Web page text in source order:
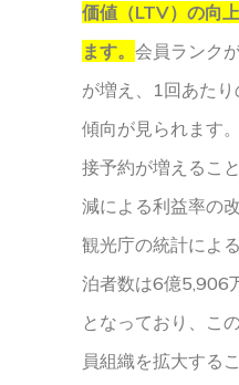
価値（LTV）の向
ます。 会員ランク
が増え、1回あた
傾向が見られます
接予約が増えるこ
減による利益率の
観光庁の統計によ
泊者数は6億5,906
となっており、こ
員組織を拡大する